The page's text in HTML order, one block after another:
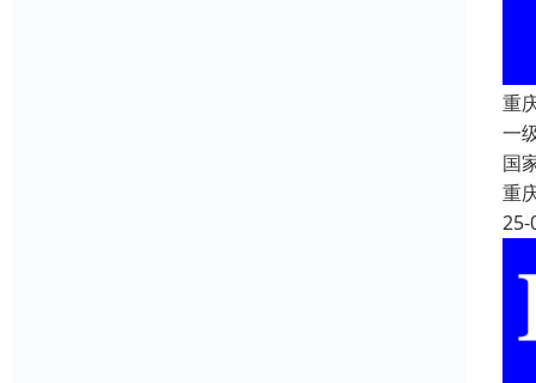
重
一
国
重
25-